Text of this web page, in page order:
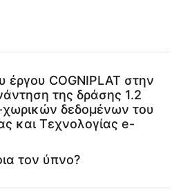
έργου COGNIPLAT στην
της δράσης 1.2
δεδομένων του
και Τεχνολογίας e-
τον ύπνο?